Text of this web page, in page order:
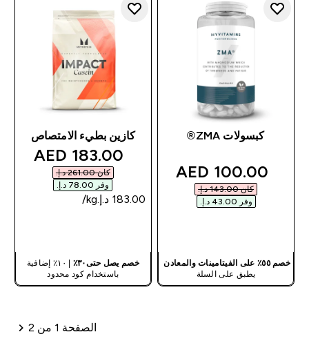
كبسولات ZMA®
discounted price
100.00 AED‎
كان ‏143.00 د.إ.‏‎
وفر ‏43.00 د.إ.‏‎
خصم ٥٥٪ على الفيتامينات والمعادن
يطبق على السلة
كازين بطيء الامتصاص
price
183.00 AED‎
كان ‏261.00 د.إ.‏‎
وفر ‏78.00 د.إ.‏‎
خصم يصل حتى٣٠٪
| ١٠٪ إضافية
باستخدام كود محدود
ترقيم الصفحات
الصفحة 1 من 2